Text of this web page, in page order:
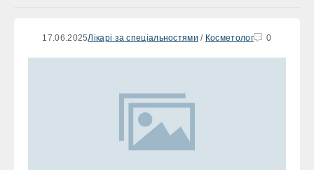
17.06.2025Лікарі за спеціальностями / Косметолог 0